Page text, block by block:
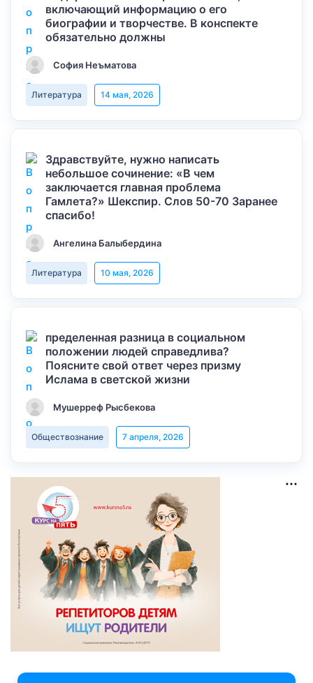
включающий информацию о его
биографии и творчестве. В конспекте
обязательно должны
София Неъматова
Литература 14 мая, 2026
Здравствуйте, нужно написать
небольшое сочинение: «В чем
заключается главная проблема
Гамлета?» Шекспир. Слов 50-70 Заранее
спасибо!
Ангелина Балыбердина
Литература 10 мая, 2026
пределенная разница в социальном
положении людей справедлива?
Поясните свой ответ через призму
Ислама в светской жизни
Мушерреф Рысбекова
Обществознание 7 апреля, 2026